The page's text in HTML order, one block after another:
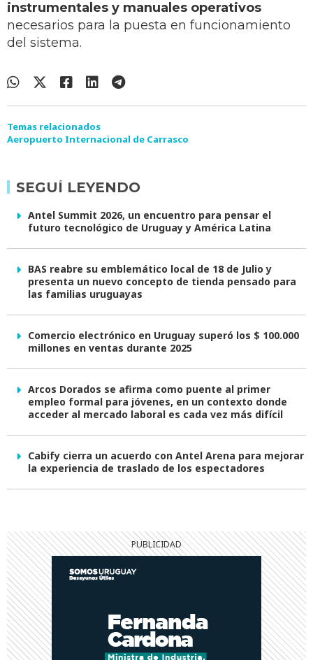
instrumentales y manuales operativos
necesarios para la puesta en funcionamiento
del sistema.
Temas relacionados
Aeropuerto Internacional de Carrasco
SEGUÍ LEYENDO
Antel Summit 2026, un encuentro para pensar el
futuro tecnológico de Uruguay y América Latina
BAS reabre su emblemático local de 18 de Julio y
presenta un nuevo concepto de tienda pensado para
las familias uruguayas
Comercio electrónico en Uruguay superó los $ 100.000
millones en ventas durante 2025
Arcos Dorados se afirma como puente al primer
empleo formal para jóvenes, en un contexto donde
acceder al mercado laboral es cada vez más difícil
Cabify cierra un acuerdo con Antel Arena para mejorar
la experiencia de traslado de los espectadores